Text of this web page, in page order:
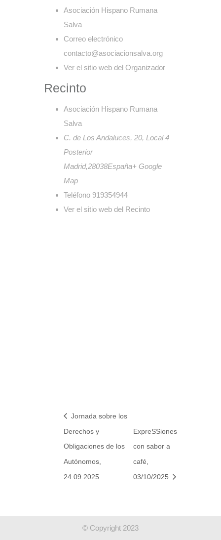
Asociación Hispano Rumana
Salva
Correo electrónico
contacto@asociacionsalva.org
Ver el sitio web del Organizador
Recinto
Asociación Hispano Rumana
Salva
C. de Los Andaluces, 20, Local 4
Posterior
Madrid,28038España+ Google
Map
Teléfono 919354944
Ver el sitio web del Recinto
Jornada sobre los
Derechos y
Obligaciones de los
Autónomos,
24.09.2025
ExpreSSiones
con sabor a
café,
03/10/2025
© Copyright 2023